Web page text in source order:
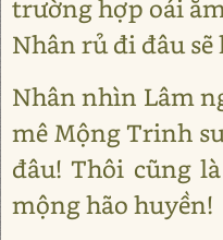
trường hợp oái
Nhân rủ đi đâu
Nhân nhìn Lâm
mê Mộng Trinh
đâu! Thôi cũng
mộng hão huyền!